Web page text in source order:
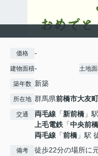
価格 -
建物面積- 土地
築年数 新築
所在地 群馬県前橋市大友町
交通 両毛線 「新前橋 」
上毛電鉄 「中央前橋
両毛線 「前橋 」駅
備考
徒歩22分の場所に